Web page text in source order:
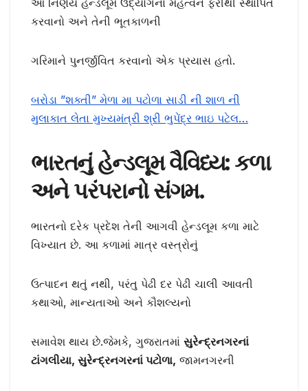
કરવાનો અને તેની ભૂતકાળની
ગરિમાને પુનર્જીવિત કરવાનો એક પ્રયાસ હતો.
બરોડા ”શક્તી” મેળા મા પટોળા સાડી ની શાળ ની
મુલાકાત લેતા મુખ્યમંત્રી શ્રી ભુપેંદ્ર ભાઇ પટેલ…
ભારતનું હેન્ડલૂમ વૈવિધ્ય: કળા
અને પરંપરાનો સંગમ.
ભારતનો દરેક પ્રદેશ તેની આગવી હેન્ડલૂમ કળા માટે
વિખ્યાત છે. આ કળામાં માત્ર વસ્ત્રોનું
ઉત્પાદન થતું નથી, પરંતુ પેઢી દર પેઢી ચાલી આવતી
કથાઓ, માન્યતાઓ અને કૌશલ્યનો
સમાવેશ થાય છે.જેમકે, ગુજરાતમાં સુરેન્દ્રનગરનાં
ટાંગલીયા, સુરેન્દ્રનગરનાં પટોળા, જામનગરની